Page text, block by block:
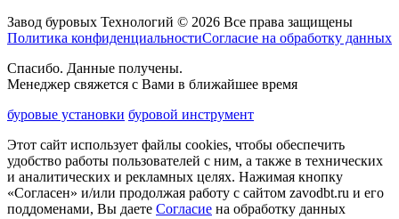
Завод буровых Технологий © 2026 Все права защищены
Политика конфиденциальностиСогласие на обработку данных
Спасибо. Данные получены.
Менеджер свяжется с Вами в ближайшее время
буровые установки буровой инструмент
Этот сайт использует файлы cookies, чтобы обеспечить
удобство работы пользователей с ним, а также в технических
и аналитических и рекламных целях. Нажимая кнопку
«Согласен» и/или продолжая работу с сайтом zavodbt.ru и его
поддоменами, Вы даете Согласие на обработку данных